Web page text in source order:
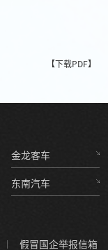
【下载PDF】
金龙客车
东南汽车
假冒国企举报信箱